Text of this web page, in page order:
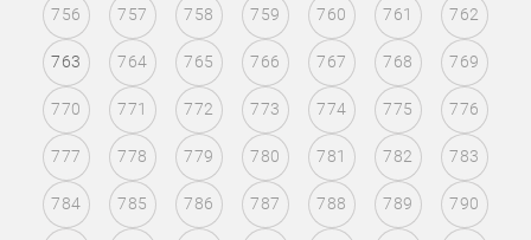
756 757 758 759 760 761 762
763 764 765 766 767 768 769
770 771 772 773 774 775 776
777 778 779 780 781 782 783
784 785 786 787 788 789 790